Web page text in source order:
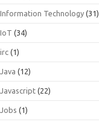
Information Technology (31)
IoT (34)
irc (1)
Java (12)
Javascript (22)
Jobs (1)